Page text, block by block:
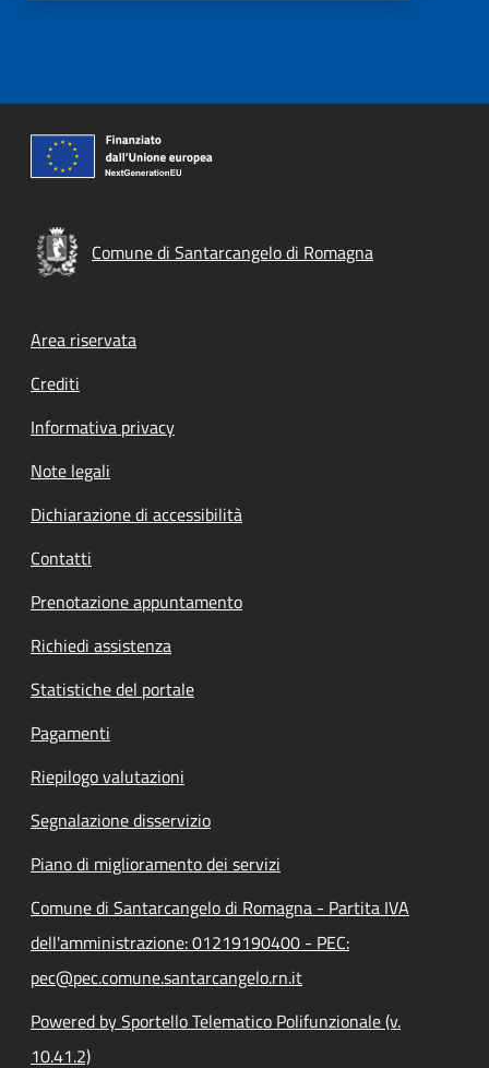
Comune di Santarcangelo di Romagna
Area riservata
Crediti
Informativa privacy
Note legali
Dichiarazione di accessibilità
Contatti
Prenotazione appuntamento
Richiedi assistenza
Statistiche del portale
Pagamenti
Riepilogo valutazioni
Segnalazione disservizio
Piano di miglioramento dei servizi
Comune di Santarcangelo di Romagna - Partita IVA
dell'amministrazione: 01219190400 - PEC:
pec@pec.comune.santarcangelo.rn.it
Powered by Sportello Telematico Polifunzionale (v.
10.41.2)